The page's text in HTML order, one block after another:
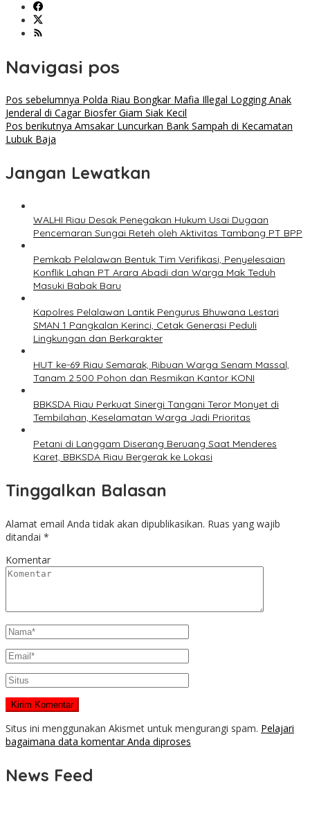
Navigasi pos
Pos sebelumnya Polda Riau Bongkar Mafia Illegal Logging Anak
Jenderal di Cagar Biosfer Giam Siak Kecil
Pos berikutnya Amsakar Luncurkan Bank Sampah di Kecamatan
Lubuk Baja
Jangan Lewatkan
WALHI Riau Desak Penegakan Hukum Usai Dugaan
Pencemaran Sungai Reteh oleh Aktivitas Tambang PT BPP
Pemkab Pelalawan Bentuk Tim Verifikasi, Penyelesaian
Konflik Lahan PT Arara Abadi dan Warga Mak Teduh
Masuki Babak Baru
Kapolres Pelalawan Lantik Pengurus Bhuwana Lestari
SMAN 1 Pangkalan Kerinci, Cetak Generasi Peduli
Lingkungan dan Berkarakter
HUT ke-69 Riau Semarak, Ribuan Warga Senam Massal,
Tanam 2.500 Pohon dan Resmikan Kantor KONI
BBKSDA Riau Perkuat Sinergi Tangani Teror Monyet di
Tembilahan, Keselamatan Warga Jadi Prioritas
Petani di Langgam Diserang Beruang Saat Menderes
Karet, BBKSDA Riau Bergerak ke Lokasi
Tinggalkan Balasan
Alamat email Anda tidak akan dipublikasikan. Ruas yang wajib
ditandai *
Komentar
Situs ini menggunakan Akismet untuk mengurangi spam. Pelajari
bagaimana data komentar Anda diproses
News Feed